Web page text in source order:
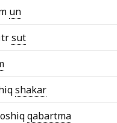
un
sut
shakar
qabartma